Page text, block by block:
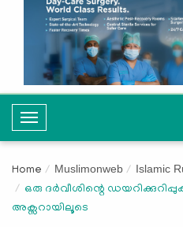
T
o
g
l
e
Home Muslimonweb Islamic
ഒരു ദർവീശിന്റെ
അക്സറായിലൂടെ